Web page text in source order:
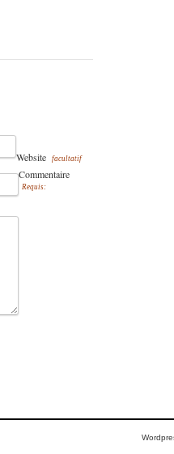
Website facultatif
Commentaire
Requis: